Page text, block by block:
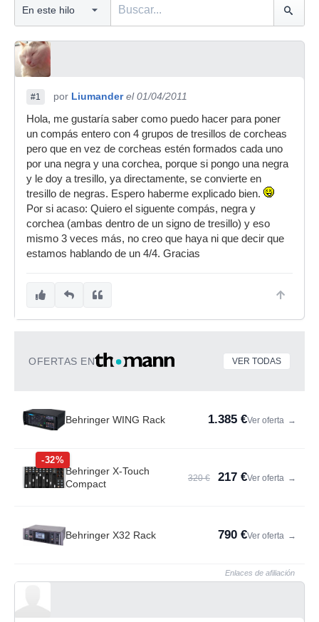
#1 por Liumander el 01/04/2011
Hola, me gustaría saber como puedo hacer para poner
un compás entero con 4 grupos de tresillos de corcheas
pero que en vez de corcheas estén formados cada uno
por una negra y una corchea, porque si pongo una negra
y le doy a tresillo, ya directamente, se convierte en
tresillo de negras. Espero haberme explicado bien.
Por si acaso: Quiero el siguente compás, negra y
corchea (ambas dentro de un signo de tresillo) y eso
mismo 3 veces más, no creo que haya ni que decir que
estamos hablando de un 4/4. Gracias
OFERTAS EN VER TODAS
Behringer WING Rack 1.385 €Ver oferta →
-32%
Behringer X-Touch
Compact
320 € 217 €Ver oferta →
Behringer X32 Rack 790 €Ver oferta →
Enlaces de afiliación